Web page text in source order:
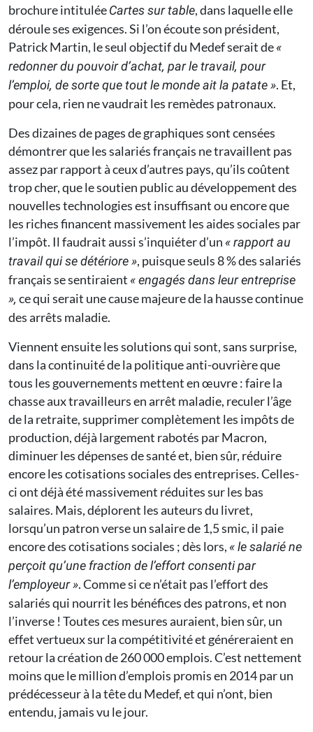
brochure intituléeCartes sur table, dans laquelle elle
déroule ses exigences. Si l’on écoute son président,
Patrick Martin, le seul objectif du Medef serait de«
redonner du pouvoir d’achat, par le travail, pour
l’emploi, de sorte que tout le monde ait la patate ». Et,
pour cela, rien ne vaudrait les remèdes patronaux.
Des dizaines de pages de graphiques sont censées
démontrer que les salariés français ne travaillent pas
assez par rapport à ceux d’autres pays, qu’ils coûtent
trop cher, que le soutien public au développement des
nouvelles technologies est insuffisant ou encore que
les riches financent massivement les aides sociales par
l’impôt. Il faudrait aussi s’inquiéter d’un « rapport au
travail qui se détériore », puisque seuls 8 % des salariés
français se sentiraient « engagés dans leur entreprise
», ce qui serait une cause majeure de la hausse continue
des arrêts maladie.
Viennent ensuite les solutions qui sont, sans surprise,
dans la continuité de la politique anti-ouvrière que
tous les gouvernements mettent en œuvre : faire la
chasse aux travailleurs en arrêt maladie, reculer l’âge
de la retraite, supprimer complètement les impôts de
production, déjà largement rabotés par Macron,
diminuer les dépenses de santé et, bien sûr, réduire
encore les cotisations sociales des entreprises. Celles-
ci ont déjà été massivement réduites sur les bas
salaires. Mais, déplorent les auteurs du livret,
lorsqu’un patron verse un salaire de 1,5 smic, il paie
encore des cotisations sociales ; dès lors, « le salarié ne
perçoit qu’une fraction de l’effort consenti par
l’employeur ». Comme si ce n’était pas l’effort des
salariés qui nourrit les bénéfices des patrons, et non
l’inverse ! Toutes ces mesures auraient, bien sûr, un
effet vertueux sur la compétitivité et généreraient en
retour la création de 260 000 emplois. C’est nettement
moins que le million d’emplois promis en 2014 par un
prédécesseur à la tête du Medef, et qui n’ont, bien
entendu, jamais vu le jour.